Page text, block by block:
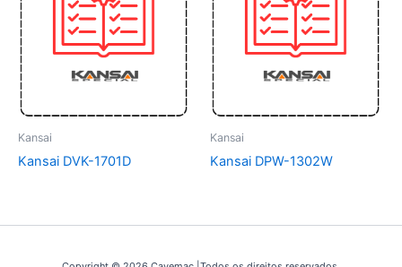
Kansai
Kansai DVK-1701D
Kansai
Kansai DPW-1302W